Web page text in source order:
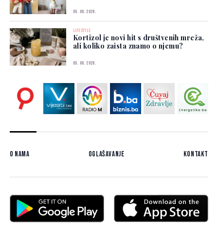
05. 08. 2026.
LIFESTYLE
Kortizol je novi hit s društvenih mreža,
ali koliko zaista znamo o njemu?
05. 08. 2026.
O nama Oglašavanje Kontakt